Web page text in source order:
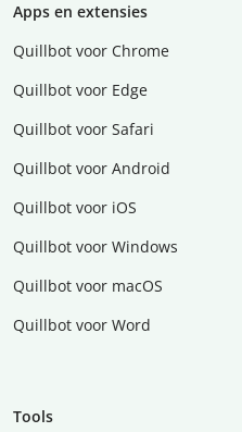
Apps en extensies
Quillbot voor Chrome
Quillbot voor Edge
Quillbot voor Safari
Quillbot voor Android
Quillbot voor iOS
Quillbot voor Windows
Quillbot voor macOS
Quillbot voor Word
Tools